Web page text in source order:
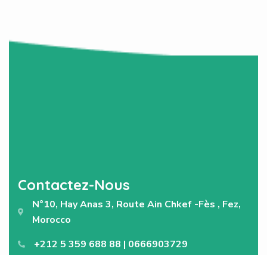
Contactez-Nous
N°10, Hay Anas 3, Route Ain Chkef -Fès , Fez,
Morocco
+212 5 359 688 88 | 0666903729